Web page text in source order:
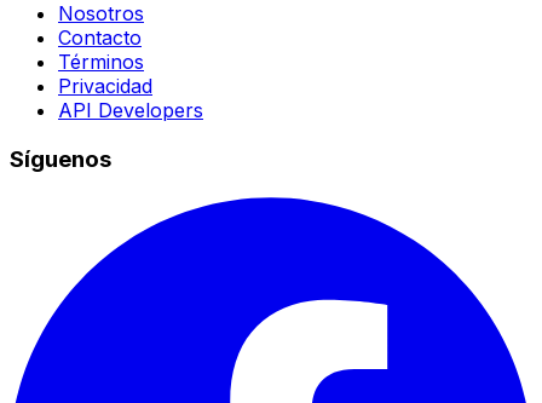
Nosotros
Contacto
Términos
Privacidad
API Developers
Síguenos